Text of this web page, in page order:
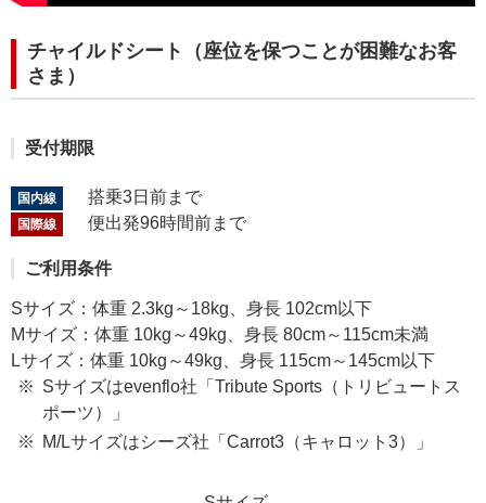
チャイルドシート（座位を保つことが困難なお客
さま）
受付期限
国内線 搭乗3日前まで
国際線 便出発96時間前まで
ご利用条件
Sサイズ：体重 2.3kg～18kg、身長 102cm以下
Mサイズ：体重 10kg～49kg、身長 80cm～115cm未満
Lサイズ：体重 10kg～49kg、身長 115cm～145cm以下
Sサイズはevenflo社「Tribute Sports（トリビュートス
ポーツ）」
M/Lサイズはシーズ社「Carrot3（キャロット3）」